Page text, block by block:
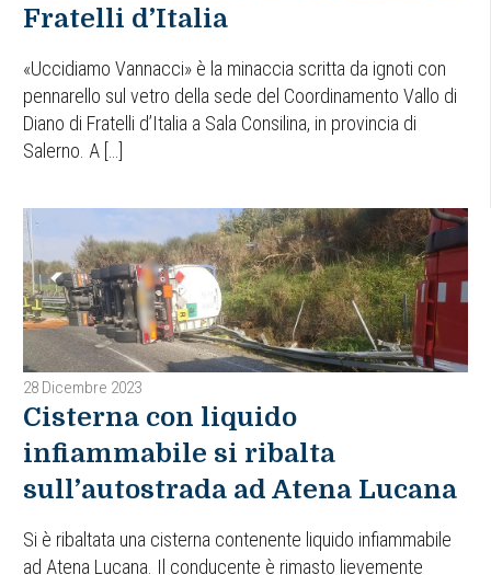
Fratelli d’Italia
«Uccidiamo Vannacci» è la minaccia scritta da ignoti con
pennarello sul vetro della sede del Coordinamento Vallo di
Diano di Fratelli d’Italia a Sala Consilina, in provincia di
Salerno. A […]
28 Dicembre 2023
Cisterna con liquido
infiammabile si ribalta
sull’autostrada ad Atena Lucana
Si è ribaltata una cisterna contenente liquido infiammabile
ad Atena Lucana. Il conducente è rimasto lievemente